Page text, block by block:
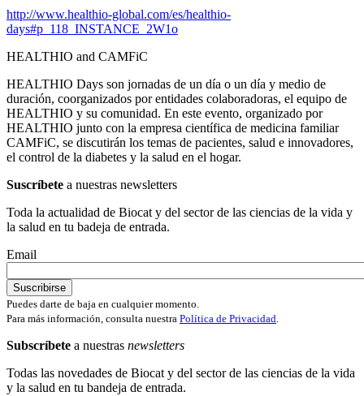
http://www.healthio-global.com/es/healthio-
days#p_118_INSTANCE_2W1o
HEALTHIO and CAMFiC
HEALTHIO Days son jornadas de un día o un día y medio de
duración, coorganizados por entidades colaboradoras, el equipo de
HEALTHIO y su comunidad. En este evento, organizado por
HEALTHIO junto con la empresa científica de medicina familiar
CAMFiC, se discutirán los temas de pacientes, salud e innovadores,
el control de la diabetes y la salud en el hogar.
Suscríbete a nuestras newsletters
Toda la actualidad de Biocat y del sector de las ciencias de la vida y
la salud en tu badeja de entrada.
Email
Puedes darte de baja en cualquier momento.
Para más información, consulta nuestra Política de Privacidad.
Subscríbete a nuestras newsletters
Todas las novedades de Biocat y del sector de las ciencias de la vida
y la salud en tu bandeja de entrada.